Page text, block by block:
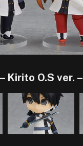
– Kirito O.S ver. –